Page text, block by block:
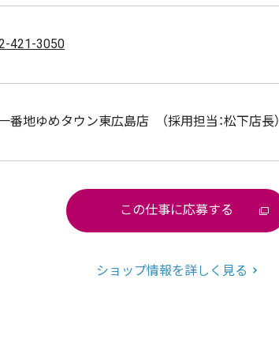
421-3050
番地ゆめタウン東広島店 （採用担当：松下店長）
この仕事に応募する
ショップ情報を詳しく見る